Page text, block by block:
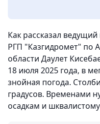
Как рассказал
РГП "Казгидромет" по
области Даулет
18 июля 2025 года, в
знойная погода.
градусов. Временами
осадкам и шквалистому